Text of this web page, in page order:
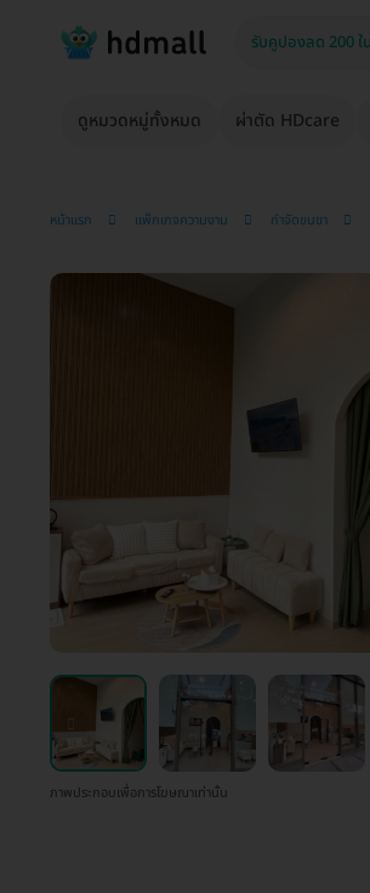
ดูหมวดหมู่ทั้งหมด ผ่าตัด HDcare
หน้าแรก แพ็กเกจความงาม กำจัดขนขา
ภาพประกอบเพื่อการโฆษณาเท่านั้น